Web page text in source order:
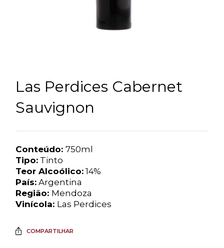
Las Perdices Cabernet
Sauvignon
Conteúdo: 750ml
Tipo:Tinto
Teor Alcoólico:14%
País:Argentina
Região: Mendoza
Vinícola: Las Perdices
COMPARTILHAR